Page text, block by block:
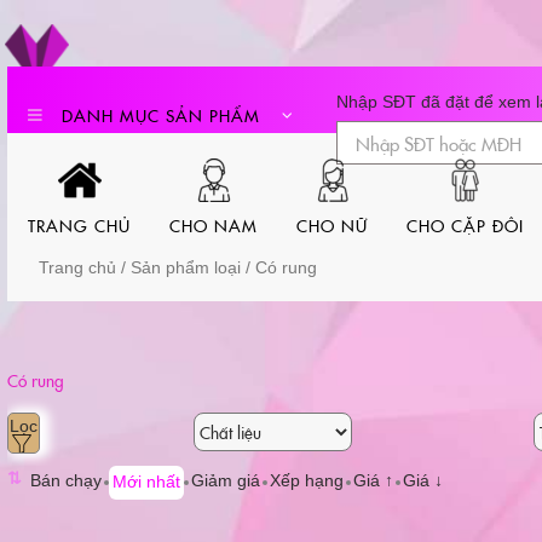
Skip
to
DANH MỤC SẢN PHẨM
TRANG CHỦ CHO NAM CHO NỮ CHO CẶP ĐÔI
Trang chủ / Sản phẩm loại / Có rung
Nhập SĐT đã đặt để xem
Có rung
⇅ Bán chạy Mới nhất Giảm giá Xếp hạng Giá ↑ Giá ↓